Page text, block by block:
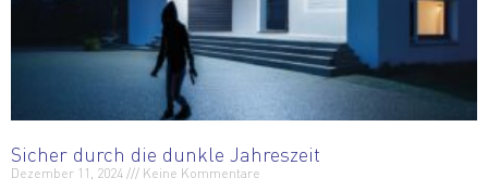
Sicher durch die dunkle Jahreszeit
Dezember 11, 2024 Keine Kommentare